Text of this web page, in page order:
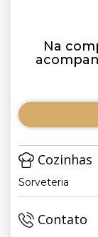
Na
Cozinhas
Sorveteria
Contato